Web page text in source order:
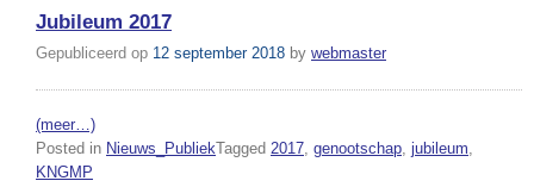
Jubileum 2017
Gepubliceerd op 12 september 2018 by webmaster
(meer…)
Posted in Nieuws_PubliekTagged 2017, genootschap, jubileum,
KNGMP